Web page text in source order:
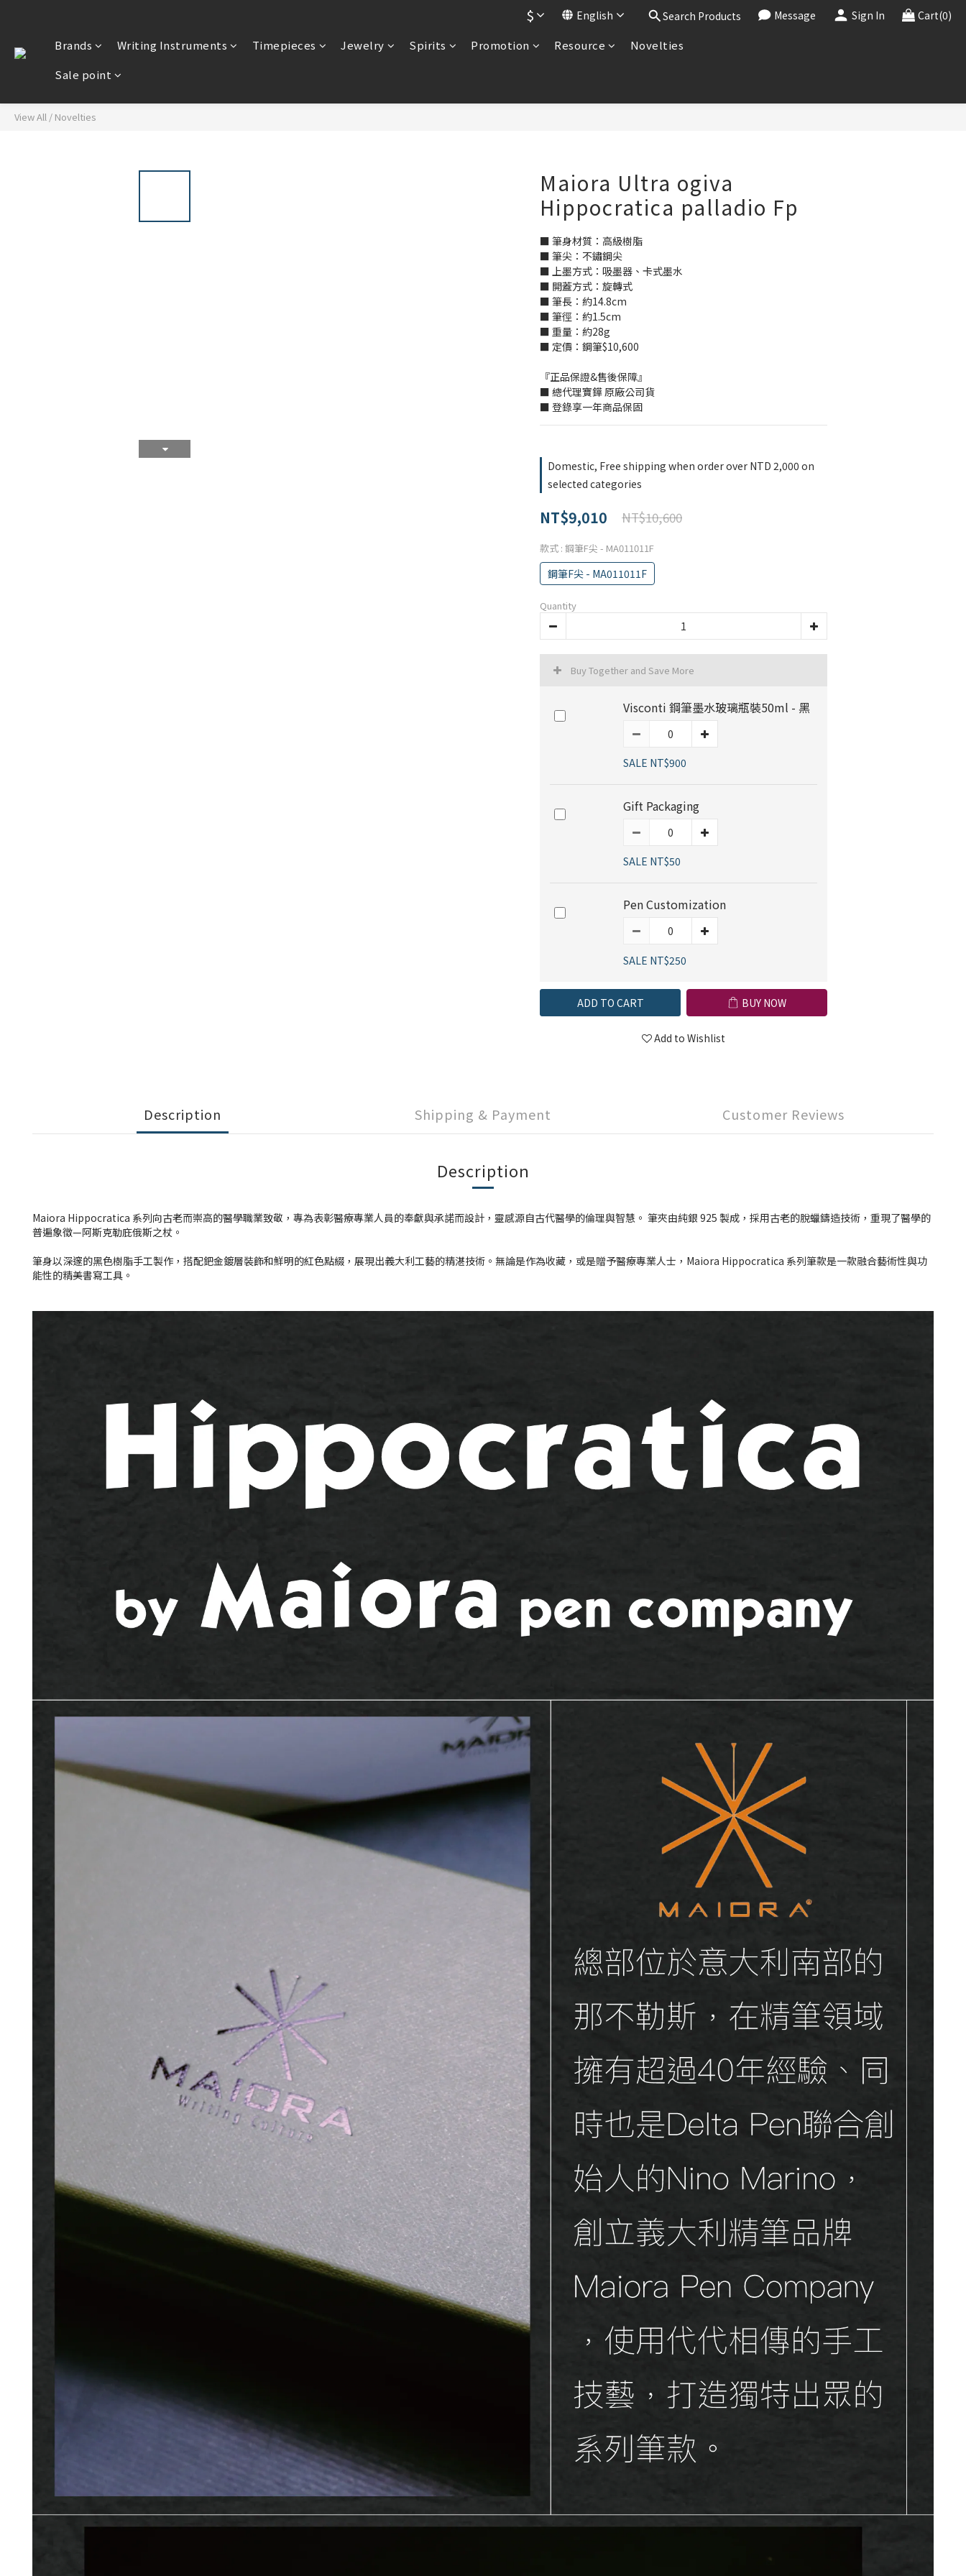
$ English Search Products Message Sign In Cart(0)
Brands Writing Instruments Timepieces Jewelry Spirits Promotion Resource
Novelties
Sale point
View All / Novelties
Maiora Ultra ogiva
Hippocratica palladio Fp
■ 筆身材質：高級樹脂
■ 筆尖：不鏽鋼尖
■ 上墨方式：吸墨器、卡式墨水
■ 開蓋方式：旋轉式
■ 筆長：約14.8cm
■ 筆徑：約1.5cm
■ 重量：約28g
■ 定價：鋼筆$10,600
『正品保證&售後保障』
■ 總代理寶鏵 原廠公司貨
■ 登錄享一年商品保固
Domestic, Free shipping when order over NTD 2,000 on
selected categories
NT$9,010 NT$10,600
款式 : 鋼筆F尖 - MA011011F
鋼筆F尖 - MA011011F
Quantity
Buy Together and Save More
Visconti 鋼筆墨水玻璃瓶裝50ml - 黑
SALE NT$900
Gift Packaging
SALE NT$50
Pen Customization
SALE NT$250
ADD TO CART BUY NOW
Add to Wishlist
Description Shipping & Payment Customer Reviews
Description
Maiora Hippocratica 系列向古老而崇高的醫學職業致敬，專為表彰醫療專業人員的奉獻與承諾而設計，靈感源自古代醫學的倫理與智慧。 筆夾由純銀 925 製成，採用古老的脫蠟鑄造技術，重現了醫學的
普遍象徵—阿斯克勒庇俄斯之杖。
筆身以深邃的黑色樹脂手工製作，搭配鈀金鍍層裝飾和鮮明的紅色點綴，展現出義大利工藝的精湛技術。無論是作為收藏，或是贈予醫療專業人士，Maiora Hippocratica 系列筆款是一款融合藝術性與功
能性的精美書寫工具。